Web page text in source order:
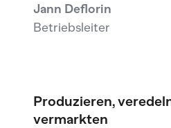
Jann Deflorin
Betriebsleiter
Produzieren,
vermarkten